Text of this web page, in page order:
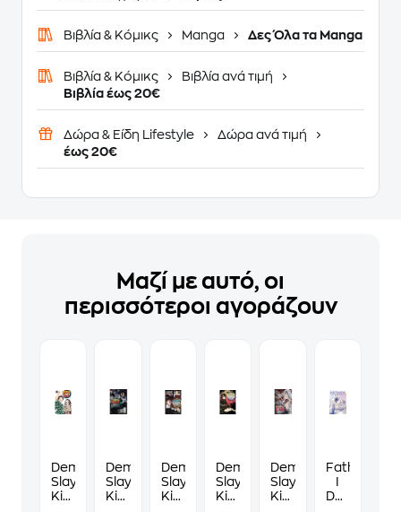
Βιβλία & Κόμικς Manga Δες Όλα τα Manga
Βιβλία & Κόμικς
Βιβλία ανά τιμή
Βιβλία έως 20€
Δώρα & Είδη Lifestyle
Δώρα ανά τιμή
έως 20€
Μαζί με αυτό, οι
περισσότεροι αγοράζουν
Demon
Slayer:
Kimetsu
Demon
Slayer:
Kimetsu
Demon
Slayer:
Kimetsu
Demon
Slayer:
Kimetsu
Demon
Slayer:
Kimetsu
Father,
Don't